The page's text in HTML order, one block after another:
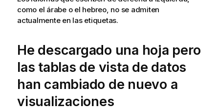
como el árabe o el hebreo, no se admiten
actualmente en las etiquetas.
He descargado una hoja pero
las tablas de vista de datos
han cambiado de nuevo a
visualizaciones